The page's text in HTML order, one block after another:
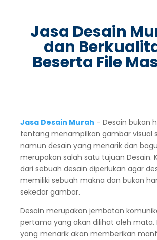
Jasa Desain
dan
Beserta File
Jasa Desain Murah – Desain bukan
tentang menampilkan gambar visual
namun desain yang menarik dan
merupakan salah satu tujuan Desain.
dari sebuah desain diperlukan agar
memiliki sebuah makna dan bukan
sekedar gambar.
Desain merupakan jembatan
pertama yang akan dilihat oleh mata.
yang menarik akan memberikan